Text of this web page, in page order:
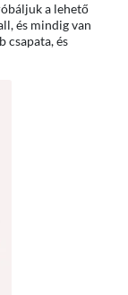
a lehető
és mindig van
csapata, és